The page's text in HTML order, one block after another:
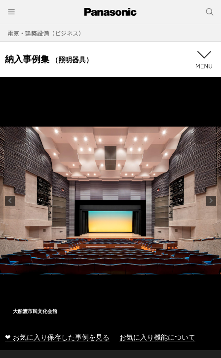
電気・建築設備（ビジネス）
納入事例集 （照明器具）
大船渡市民文化会館
❤ お気に入り保存した事例を見る お気に入り機能について